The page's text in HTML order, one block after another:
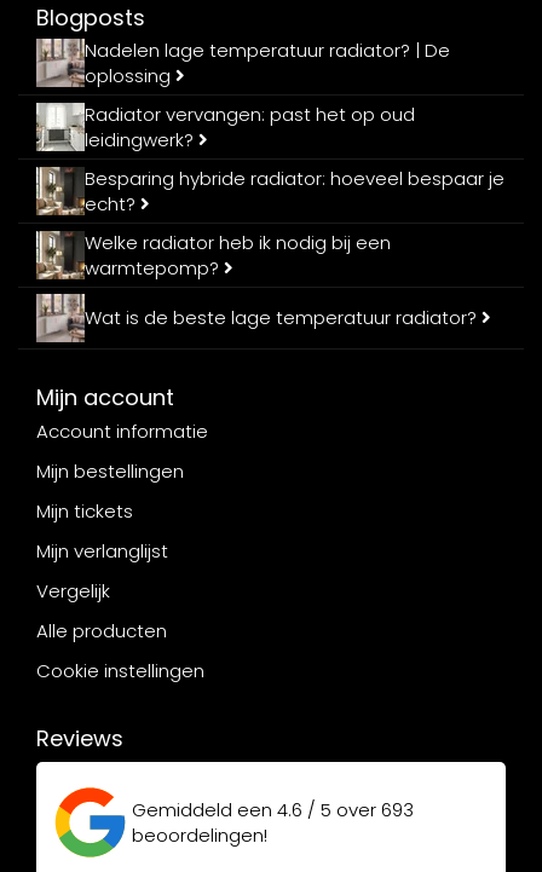
Blogposts
Nadelen lage temperatuur radiator? | De
oplossing
Radiator vervangen: past het op oud
leidingwerk?
Besparing hybride radiator: hoeveel bespaar je
echt?
Welke radiator heb ik nodig bij een
warmtepomp?
Wat is de beste lage temperatuur radiator?
Mijn account
Account informatie
Mijn bestellingen
Mijn tickets
Mijn verlanglijst
Vergelijk
Alle producten
Cookie instellingen
Reviews
Gemiddeld een 4.6 / 5 over693
beoordelingen!